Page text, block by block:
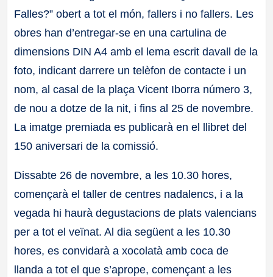
Falles?” obert a tot el món, fallers i no fallers. Les
obres han d’entregar-se en una cartulina de
dimensions DIN A4 amb el lema escrit davall de la
foto, indicant darrere un telèfon de contacte i un
nom, al casal de la plaça Vicent Iborra número 3,
de nou a dotze de la nit, i fins al 25 de novembre.
La imatge premiada es publicarà en el llibret del
150 aniversari de la comissió.
Dissabte 26 de novembre, a les 10.30 hores,
començarà el taller de centres nadalencs, i a la
vegada hi haurà degustacions de plats valencians
per a tot el veïnat. Al dia següent a les 10.30
hores, es convidarà a xocolatà amb coca de
llanda a tot el que s’aprope, començant a les